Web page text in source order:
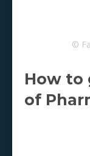
©
How to
of